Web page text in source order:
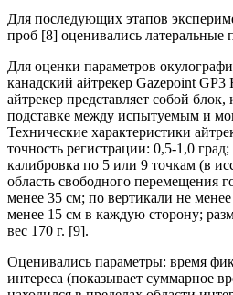
Для последующих этапов
проб [8] оценивались латеральные
Для оценки параметров
канадский айтрекер Gazepoint
айтрекер представляет собой блок,
подставке между испытуемым и
Технические характеристики
точность регистрации: 0,5-1,0
калибровка по 5 или 9 точкам (в
область свободного перемещения
менее 35 см; по вертикали не
менее 15 см в каждую сторону;
вес 170 г. [9].
Оценивались параметры: время
интереса (показывает суммарное